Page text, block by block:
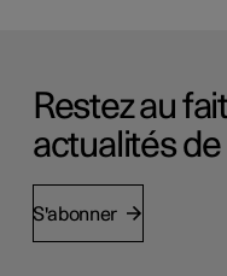
Restez au
actualités
S'abonner